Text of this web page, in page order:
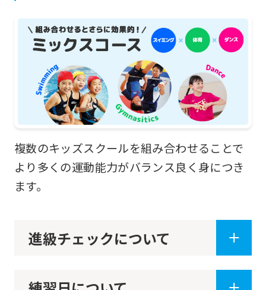
複数のキッズスクールを組み合わせることで
より多くの運動能力がバランス良く身につき
ます。
進級チェックについて
foreigners
Central
Sports
official
website
is
automatically
translated
the